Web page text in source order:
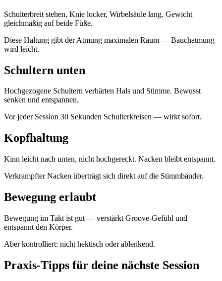
Schulterbreit stehen, Knie locker, Wirbelsäule lang. Gewicht
gleichmäßig auf beide Füße.
Diese Haltung gibt der Atmung maximalen Raum — Bauchatmung
wird leicht.
Schultern unten
Hochgezogene Schultern verhärten Hals und Stimme. Bewusst
senken und entspannen.
Vor jeder Session 30 Sekunden Schulterkreisen — wirkt sofort.
Kopfhaltung
Kinn leicht nach unten, nicht hochgereckt. Nacken bleibt entspannt.
Verkrampfter Nacken überträgt sich direkt auf die Stimmbänder.
Bewegung erlaubt
Bewegung im Takt ist gut — verstärkt Groove-Gefühl und
entspannt den Körper.
Aber kontrolliert: nicht hektisch oder ablenkend.
Praxis-Tipps für deine nächste Session